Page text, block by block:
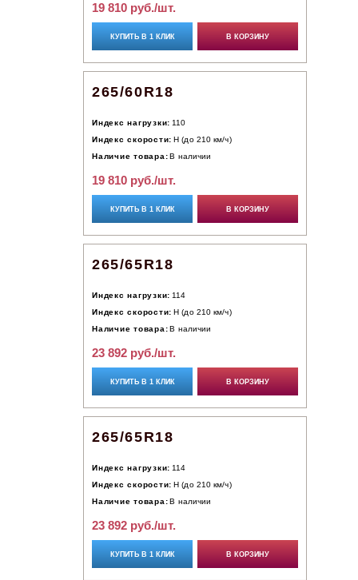
19 810 руб./шт.
КУПИТЬ В 1 КЛИК В КОРЗИНУ
265/60R18
Индекс нагрузки: 110
Индекс скорости: H (до 210 км/ч)
Наличие товара: В наличии
19 810 руб./шт.
КУПИТЬ В 1 КЛИК В КОРЗИНУ
265/65R18
Индекс нагрузки: 114
Индекс скорости: H (до 210 км/ч)
Наличие товара: В наличии
23 892 руб./шт.
КУПИТЬ В 1 КЛИК В КОРЗИНУ
265/65R18
Индекс нагрузки: 114
Индекс скорости: H (до 210 км/ч)
Наличие товара: В наличии
23 892 руб./шт.
КУПИТЬ В 1 КЛИК В КОРЗИНУ